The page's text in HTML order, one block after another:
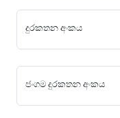
දුරකතන අංකය
ජංගම දුරකතන අංකය